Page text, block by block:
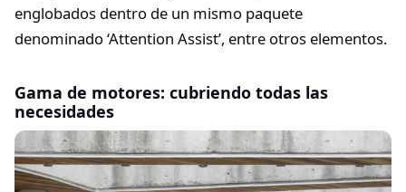
englobados dentro de un mismo paquete
denominado ‘Attention Assist’, entre otros elementos.
Gama de motores: cubriendo todas las
necesidades